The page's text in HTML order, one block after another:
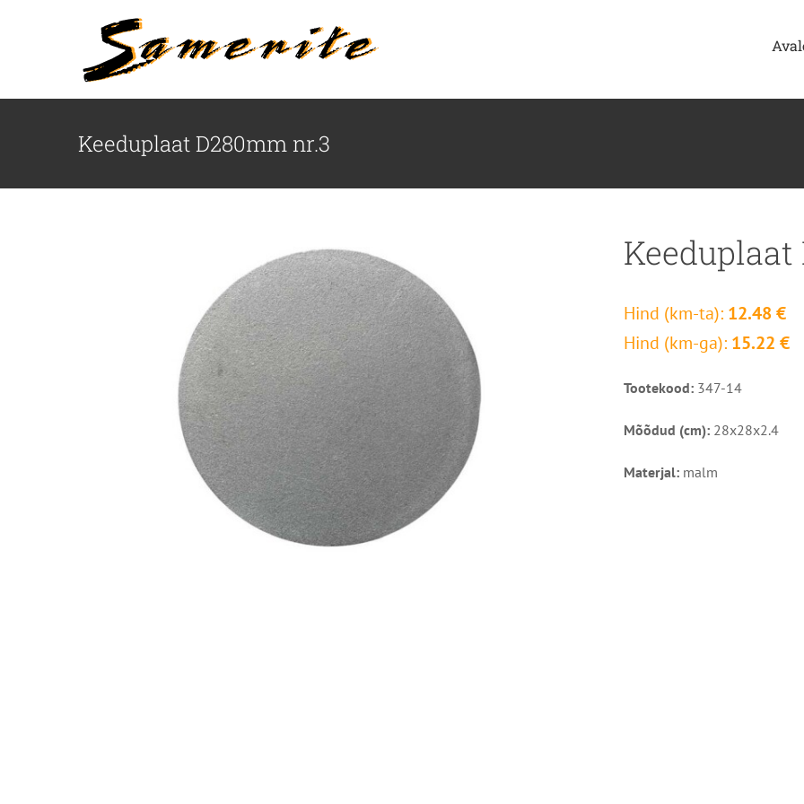
Keeduplaat D280mm nr.3
Hind (km-ta): 12.48 €
Hind (km-ga): 15.22 €
Tootekood: 347-14
Mõõdud (cm): 28x28x2.4
Materjal: malm